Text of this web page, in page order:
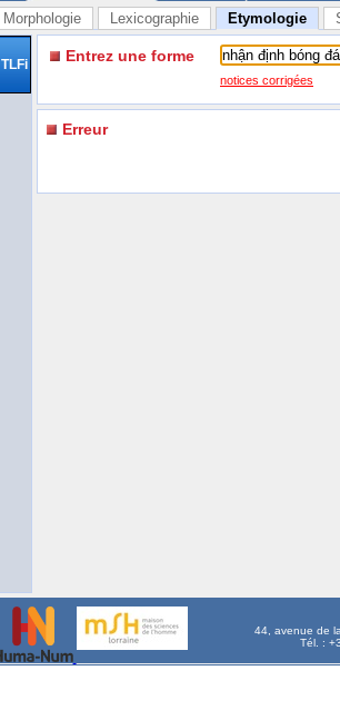
Morphologie Lexicographie Etymologie
TLFi Entrez une forme
notices corrigées
Erreur
44, avenue de
Tél. :